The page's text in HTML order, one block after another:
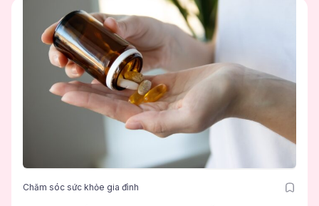
Chăm sóc sức khỏe gia đình